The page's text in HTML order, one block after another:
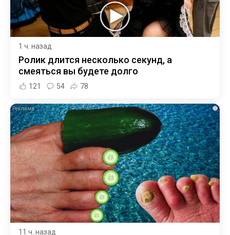
1 ч. назад
Ролик длится несколько секунд, а
смеяться вы будете долго
121 54 78
i
11 ч. назад